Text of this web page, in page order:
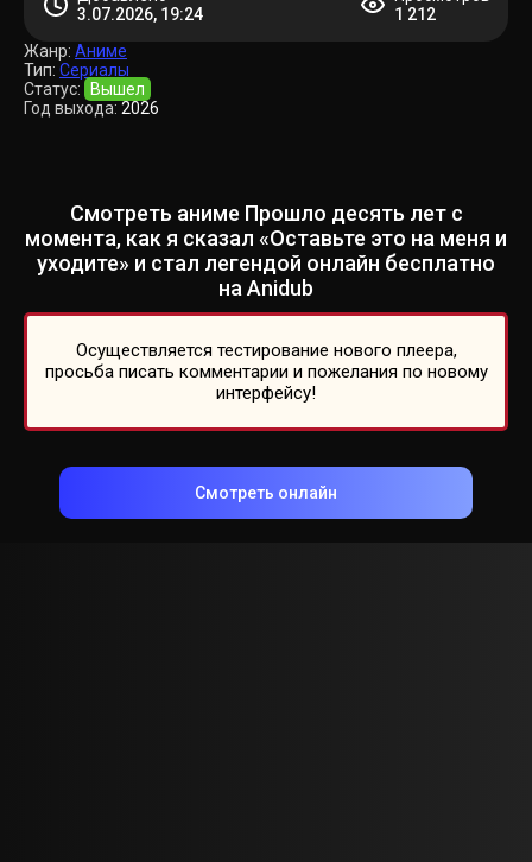
3.07.2026, 19:24
1 212
Жанр: Аниме
Тип: Сериалы
Статус:
Вышел
Год выхода: 2026
Смотреть аниме Прошло десять лет с
момента, как я сказал «Оставьте это на меня и
уходите» и стал легендой онлайн бесплатно
на Anidub
Осуществляется тестирование нового плеера,
просьба писать комментарии и пожелания по новому
интерфейсу!
Смотреть онлайн